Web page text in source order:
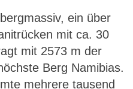
ein über
mit ca. 30
mit 2573 m der
Berg Namibias.
mehrere tausend